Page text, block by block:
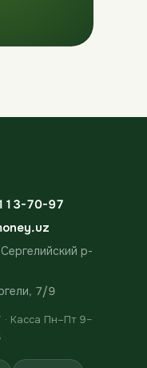
70-97
р-
7/9
Касса Пн–Пт 9–